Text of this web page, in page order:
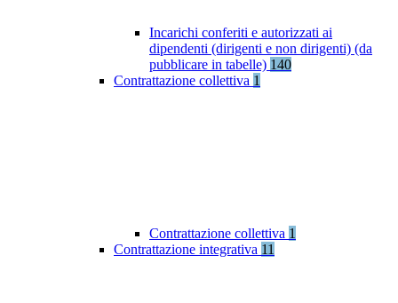
Incarichi conferiti e autorizzati ai
dipendenti (dirigenti e non dirigenti) (da
pubblicare in tabelle) 140
Contrattazione collettiva 1
Contrattazione collettiva 1
Contrattazione integrativa 11